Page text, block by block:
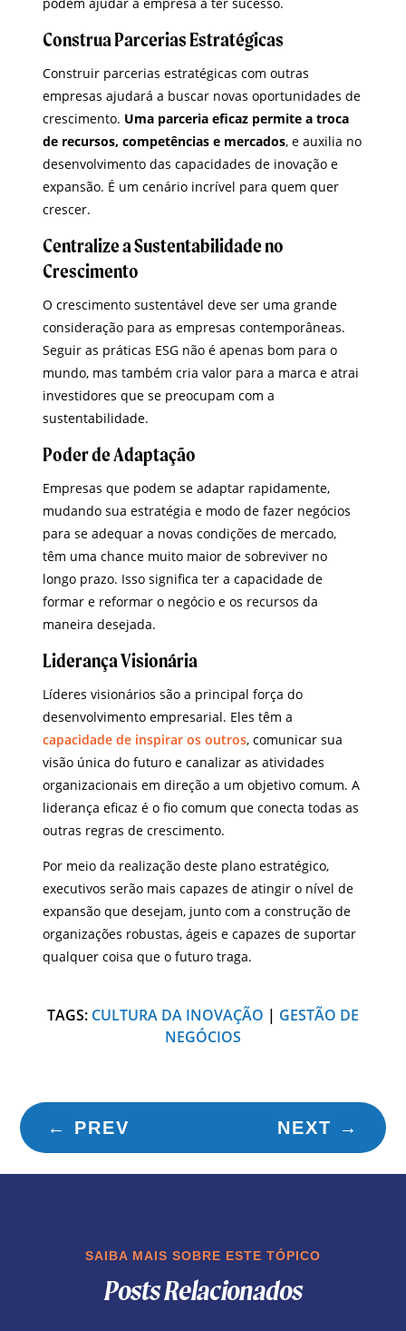
Construa Parcerias Estratégicas
Construir parcerias estratégicas com outras
empresas ajudará a buscar novas oportunidades de
crescimento. Uma parceria eficaz permite a troca
de recursos, competências e mercados, e auxilia no
desenvolvimento das capacidades de inovação e
expansão. É um cenário incrível para quem quer
crescer.
Centralize a Sustentabilidade no
Crescimento
O crescimento sustentável deve ser uma grande
consideração para as empresas contemporâneas.
Seguir as práticas ESG não é apenas bom para o
mundo, mas também cria valor para a marca e atrai
investidores que se preocupam com a
sustentabilidade.
Poder de Adaptação
Empresas que podem se adaptar rapidamente,
mudando sua estratégia e modo de fazer negócios
para se adequar a novas condições de mercado,
têm uma chance muito maior de sobreviver no
longo prazo. Isso significa ter a capacidade de
formar e reformar o negócio e os recursos da
maneira desejada.
Liderança Visionária
Líderes visionários são a principal força do
desenvolvimento empresarial. Eles têm a
capacidade de inspirar os outros, comunicar sua
visão única do futuro e canalizar as atividades
organizacionais em direção a um objetivo comum. A
liderança eficaz é o fio comum que conecta todas as
outras regras de crescimento.
Por meio da realização deste plano estratégico,
executivos serão mais capazes de atingir o nível de
expansão que desejam, junto com a construção de
organizações robustas, ágeis e capazes de suportar
qualquer coisa que o futuro traga.
TAGS: CULTURA DA INOVAÇÃO | GESTÃO DE
NEGÓCIOS
← PREV NEXT →
SAIBA MAIS SOBRE ESTE TÓPICO
Posts Relacionados